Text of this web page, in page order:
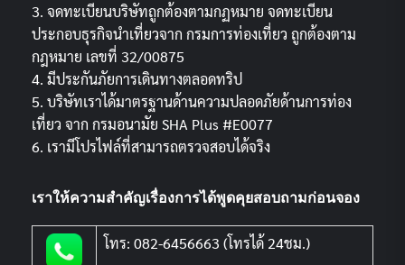
3. จดทะเบียนบริษัทถูกต้องตามกฏหมาย จดทะเบียน
ประกอบธุรกิจนำเที่ยวจาก กรมการท่องเที่ยว ถูกต้องตาม
กฎหมาย เลขที่ 32/00875
4. มีประกันภัยการเดินทางตลอดทริป
5. บริษัทเราได้มาตรฐานด้านความปลอดภัยด้านการท่อง
เที่ยว จาก กรมอนามัย SHA Plus #E0077
6. เรามีโปรไฟล์ที่สามารถตรวจสอบได้จริง
เราให้ความสำคัญเรื่องการได้พูดคุยสอบถามก่อนจอง
โทร: 082-6456663 (โทรได้ 24ชม.)